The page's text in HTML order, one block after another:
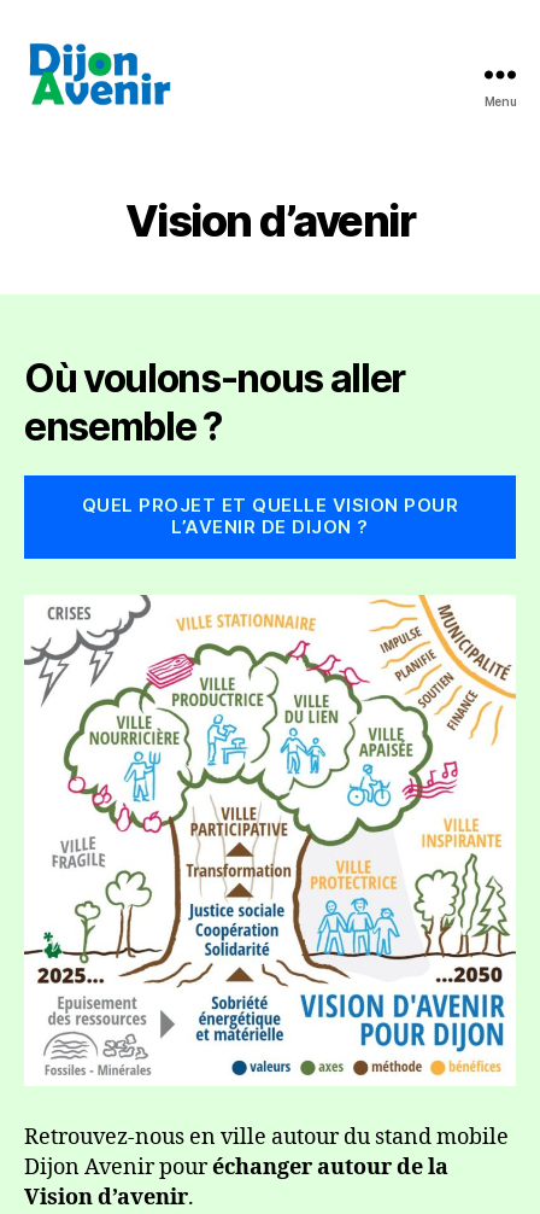
Menu
Vision d’avenir
Où voulons-nous aller
ensemble ?
QUEL PROJET ET QUELLE VISION POUR
L’AVENIR DE DIJON ?
Retrouvez-nous en ville autour du stand mobile
Dijon Avenir pouréchanger autour de la
Vision d’avenir.